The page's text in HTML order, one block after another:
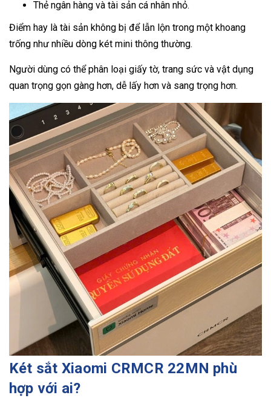
Thẻ ngân hàng và tài sản cá nhân nhỏ.
Điểm hay là tài sản không bị để lẫn lộn trong một khoang
trống như nhiều dòng két mini thông thường.
Người dùng có thể phân loại giấy tờ, trang sức và vật dụng
quan trọng gọn gàng hơn, dễ lấy hơn và sang trọng hơn.
Két sắt Xiaomi CRMCR 22MN phù
hợp với ai?